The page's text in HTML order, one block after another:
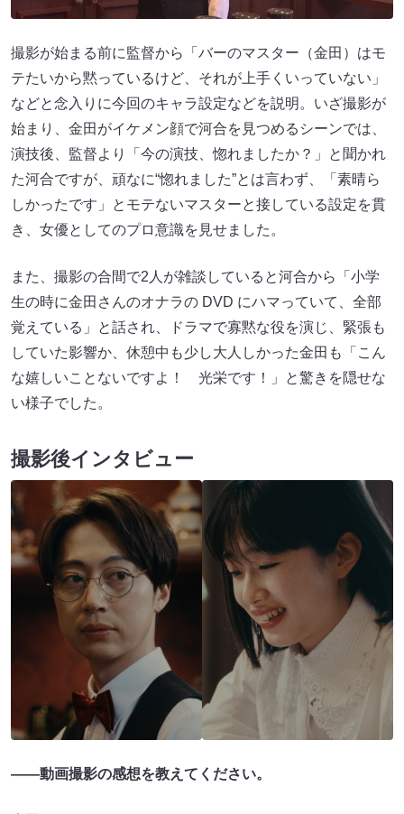
撮影が始まる前に監督から「バーのマスター（金田）はモ
テたいから黙っているけど、それが上手くいっていない」
などと念入りに今回のキャラ設定などを説明。いざ撮影が
始まり、金田がイケメン顔で河合を見つめるシーンでは、
演技後、監督より「今の演技、惚れましたか？」と聞かれ
た河合ですが、頑なに“惚れました”とは言わず、「素晴ら
しかったです」とモテないマスターと接している設定を貫
き、女優としてのプロ意識を見せました。
また、撮影の合間で2人が雑談していると河合から「小学
生の時に金田さんのオナラの DVD にハマっていて、全部
覚えている」と話され、ドラマで寡黙な役を演じ、緊張も
していた影響か、休憩中も少し大人しかった金田も「こん
な嬉しいことないですよ！ 光栄です！」と驚きを隠せな
い様子でした。
撮影後インタビュー
――動画撮影の感想を教えてください。